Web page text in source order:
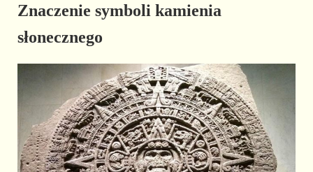
Znaczenie symboli kamienia
słonecznego